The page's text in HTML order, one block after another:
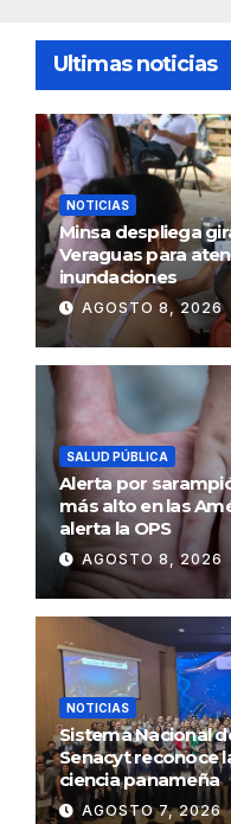
Ultimas noticias
NOTICIAS
Minsa despliega
Veraguas para
inundaciones
AGOSTO 8, 2026
SALUD PÚBLICA
Alerta por
más alto en las
alerta la OPS
AGOSTO 8, 2026
NOTICIAS
Sistema Nacional
Senacyt reconoce
ciencia panameña
AGOSTO 7, 2026